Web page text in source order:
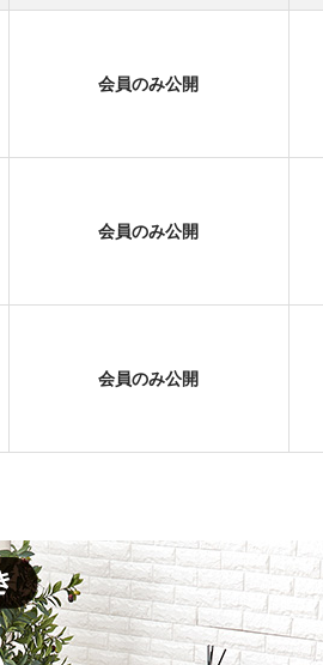
会員のみ公開
会員のみ公開
会員のみ公開